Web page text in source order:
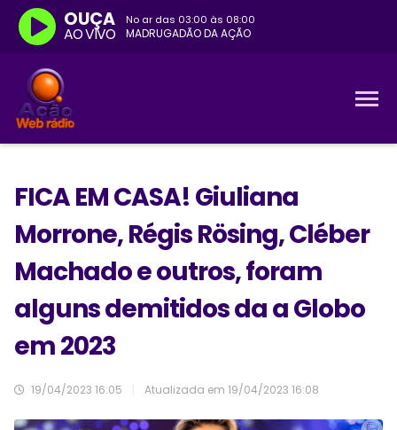
No ar das 03:00 às 08:00
MADRUGADÃO DA AÇÃO
OUÇA
AO VIVO
FICA EM CASA! Giuliana
Morrone, Régis Rösing, Cléber
Machado e outros, foram
alguns demitidos da a Globo
em 2023
19/04/2023 16:05 Atualizada em 19/04/2023 16:08